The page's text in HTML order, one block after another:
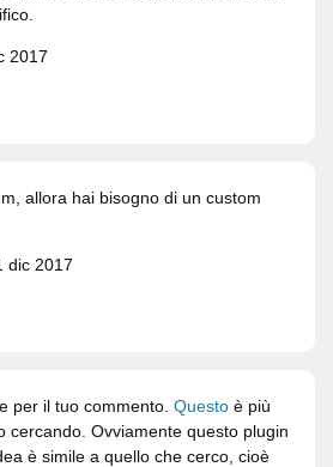
2017
allora hai bisogno di un custom
dic 2017
per il tuo commento. Questo è più
cercando. Ovviamente questo plugin
è simile a quello che cerco, cioè